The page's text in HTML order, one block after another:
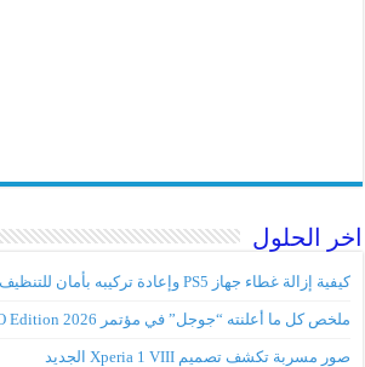
اخر الحلول
كيفية إزالة غطاء جهاز PS5 وإعادة تركيبه بأمان للتنظيف والتحديثات
ملخص كل ما أعلنته “جوجل” في مؤتمر Android Show I/O Edition 2026
صور مسربة تكشف تصميم Xperia 1 VIII الجديد